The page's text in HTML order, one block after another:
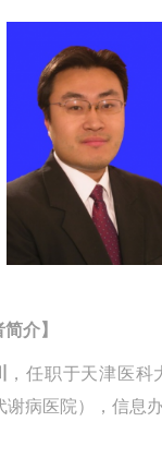
简介】
，任职于天津医科
谢病医院），信息